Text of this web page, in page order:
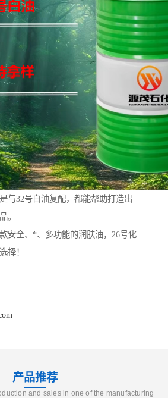
与32号白油复配，都能帮助打造出
。
安全、*、多功能的润肤油，26号化
择！
产品推荐
and sales in one of the manufacturing